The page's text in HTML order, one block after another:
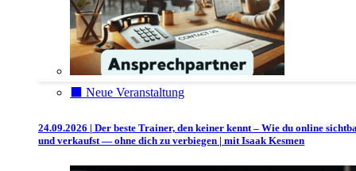
⬛️ Neue Veranstaltung
24.09.2026 | Der beste Trainer, den keiner kennt – Wie du online
und verkaufst — ohne dich zu verbiegen | mit Isaak Kesmen